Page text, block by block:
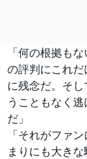
「何の根拠も
の評判にこれ
に残念だ。そ
うこともなく
だ」
「それがファ
まりにも大き